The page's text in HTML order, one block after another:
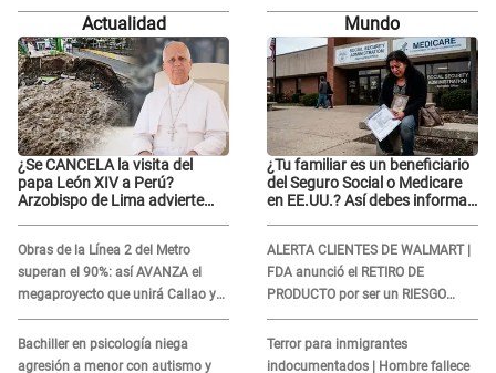
vía pública: “Lo hice por necesidad”
prevenir acoso en 'La Bella Luz' tras
caso Naldy Saldaña
Actualidad
¿Se CANCELA la visita del
papa León XIV a Perú?
Arzobispo de Lima advierte
Obras de la Línea 2 del Metro
superan el 90%: así AVANZA el
megaproyecto que unirá Callao y
Ate
Bachiller en psicología niega
agresión a menor con autismo y
Mundo
¿Tu familiar es un beneficiario
del Seguro Social o Medicare
en EE.UU.? Así debes informar
ALERTA CLIENTES DE WALMART |
FDA anunció el RETIRO DE
PRODUCTO por ser un RIESGO
MORTAL para consumidores: ¿Cuál
es?
Terror para inmigrantes
indocumentados | Hombre fallece